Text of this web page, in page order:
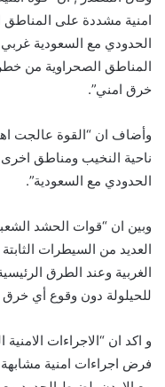
امنية مشددة على المناطق
الحدودي مع السعودية
المناطق الصحراوية من
خرق امني”.
وأضاف ان “القوة عالجت
ناحية النخيب ومناطق
الحدودي مع السعودية”.
وبين ان “قوات الحشد
العديد من السيطرات
الغربية وعند الطرق
للحيلولة دون وقوع أي خرق
و اكد ان “الاجراءات
فرض اجراءات امنية